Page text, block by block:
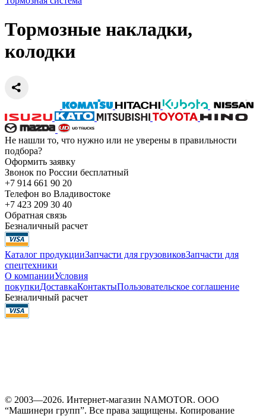
Тормозные накладки,
колодки
Не нашли то, что нужно или не уверены в правильности
подбора?
Оформить заявку
Звонок по России бесплатный
+7 914 661 90 20
Телефон во Владивостоке
+7 423 209 30 40
Обратная связь
Безналичный расчет
Каталог продукцииЗапчасти для грузовиковЗапчасти для
спецтехники
О компанииУсловия
покупкиДоставкаКонтактыПользовательское соглашение
Безналичный расчет
© 2003—2026. Интернет-магазин NAMOTOR. ООО
“Машинери групп”. Все права защищены. Копирование